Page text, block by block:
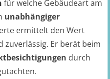
für welche Gebäudeart am
unabhängiger
ermittelt den Wert
zuverlässig. Er berät beim
durch